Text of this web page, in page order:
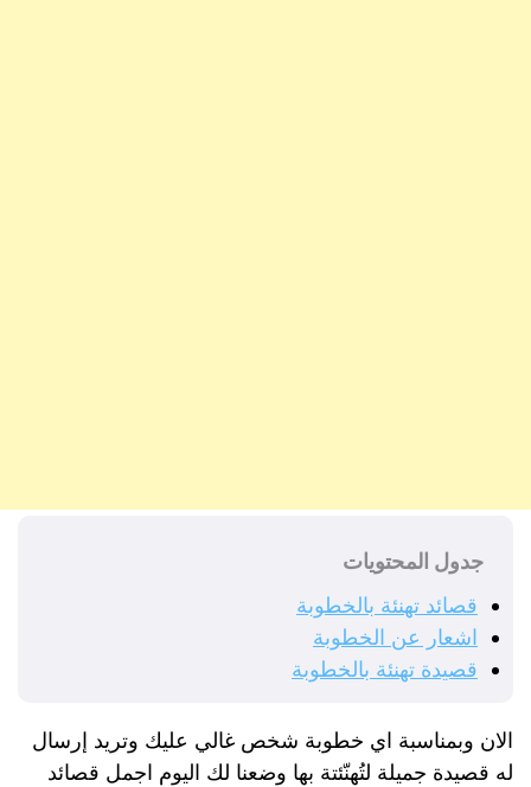
جدول المحتويات
قصائد تهنئة بالخطوبة
اشعار عن الخطوبة
قصيدة تهنئة بالخطوبة
الان وبمناسبة اي خطوبة شخص غالي عليك وتريد إرسال
له قصيدة جميلة لتُهنّئتة بها وضعنا لك اليوم اجمل قصائد